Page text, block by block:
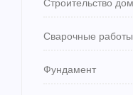
Строительство
Сварочные работы
Фундамент